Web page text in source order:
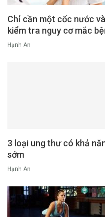
Chỉ cần một cốc nước
kiểm tra nguy cơ mắc
Hạnh An
3 loại ung thư có khả
sớm
Hạnh An